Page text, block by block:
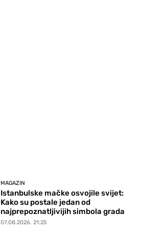
MAGAZIN
Istanbulske mačke osvojile svijet:
Kako su postale jedan od
najprepoznatljivijih simbola grada
07.08.2026. 21:25